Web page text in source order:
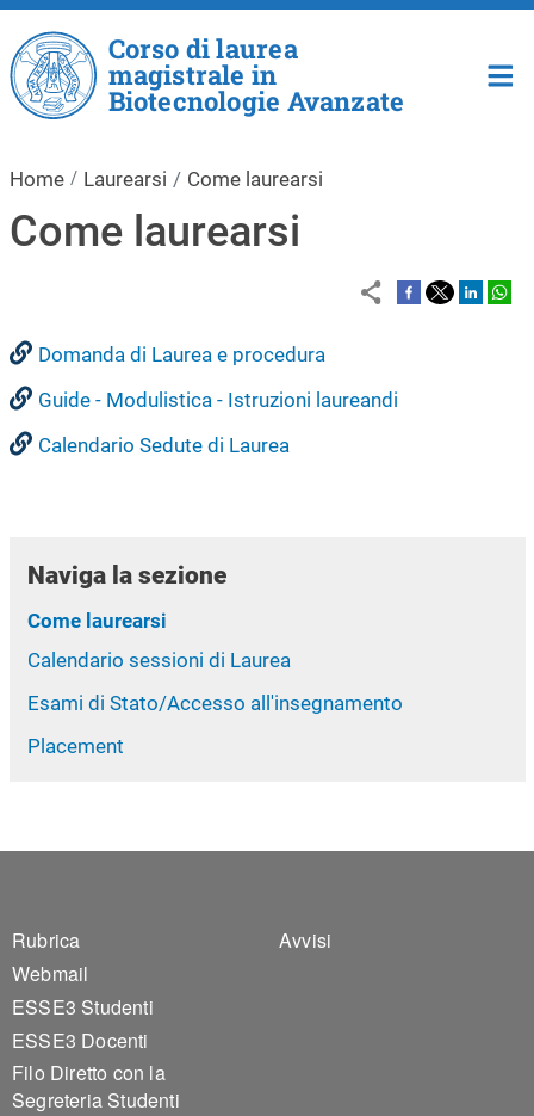
Salta al contenuto principale
Corso di laurea
magistrale in
Biotecnologie Avanzate
Home Laurearsi Come laurearsi
Come laurearsi
Domanda di Laurea e procedura
Guide - Modulistica - Istruzioni laureandi
Calendario Sedute di Laurea
Naviga la sezione
Come laurearsi
Calendario sessioni di Laurea
Esami di Stato/Accesso all'insegnamento
Placement
Footer 1
Rubrica
Webmail
ESSE3 Studenti
ESSE3 Docenti
Filo Diretto con la
Segreteria Studenti
Footer 2
Avvisi